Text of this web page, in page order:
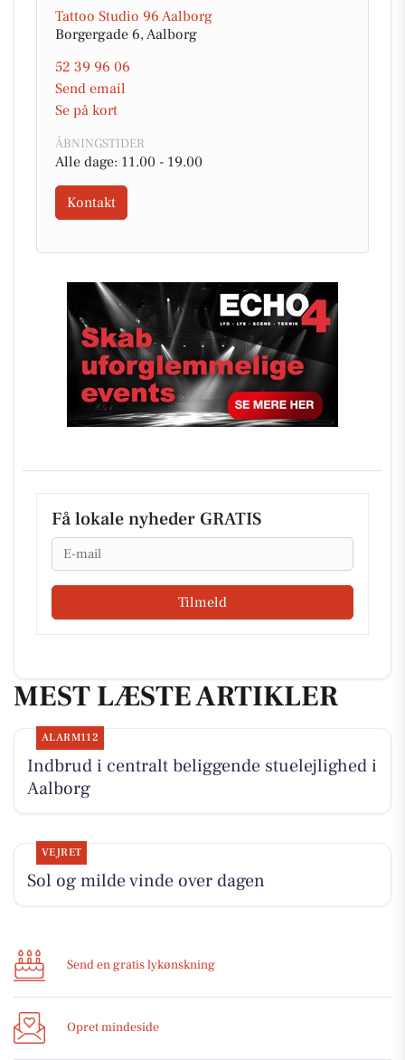
Tattoo Studio 96 Aalborg
Borgergade 6, Aalborg
52 39 96 06
Send email
Se på kort
ÅBNINGSTIDER
Alle dage: 11.00 - 19.00
Kontakt
Få lokale nyheder GRATIS
Email
Tilmeld
MEST LÆSTE ARTIKLER
ALARM112
Indbrud i centralt beliggende stuelejlighed i
Aalborg
VEJRET
Sol og milde vinde over dagen
Send en gratis lykønskning
Opret mindeside